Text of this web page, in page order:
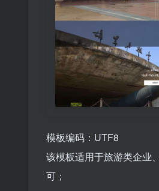
模板编码：UTF8
该模板适用于旅游类企业
可；